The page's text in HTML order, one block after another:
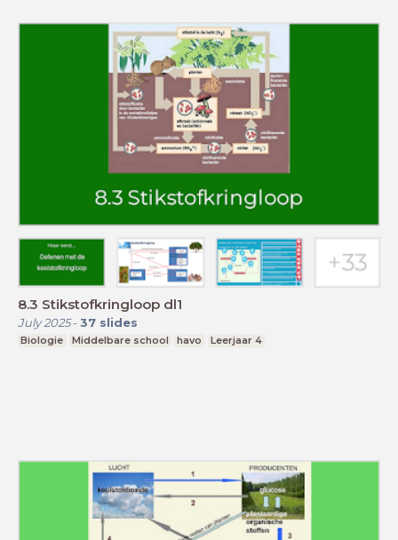
8.3 Stikstofkringloop dl1
July 2025- 37 slides
Biologie Middelbare school havo Leerjaar 4